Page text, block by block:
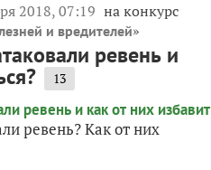
2018, 07:19 на конкурс
и вредителей»
ревень и
13
ревень? Как от них